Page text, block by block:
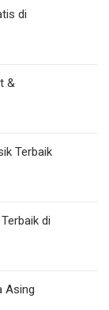
di
&
Terbaik
di
Asing